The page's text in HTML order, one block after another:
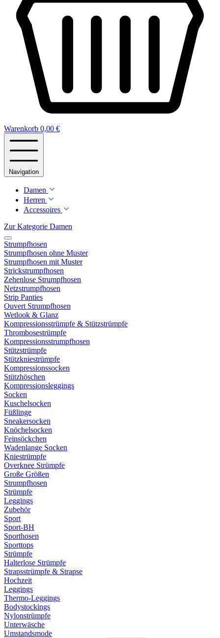
Warenkorb 0,00 €
Navigation
Damen
Herren
Accessoires
Zur Kategorie Damen
Strumpfhosen
Strumpfhosen ohne Muster
Strumpfhosen mit Muster
Strickstrumpfhosen
Zehenlose Strumpfhosen
Netzstrumpfhosen
Strip Panties
Ouvert Strumpfhosen
Wetlook & Glanz
Kompressionsstrümpfe & Stützstrümpfe
Thrombosestrümpfe
Kompressionsstrumpfhosen
Stützstrümpfe
Stützkniestrümpfe
Kompressionssocken
Stützhöschen
Kompressionsleggings
Socken
Kuschelsocken
Füßlinge
Sneakersocken
Knöchelsocken
Feinsöckchen
Wadenlange Socken
Kniestrümpfe
Overknee Strümpfe
Große Größen
Strumpfhosen
Strümpfe
Leggings
Zubehör
Sport
Sport-BH
Sporthosen
Sporttops
Strümpfe
Halterlose Strümpfe
Strapsstrümpfe & Strapse
Hochzeit
Leggings
Thermo-Leggings
Bodystockings
Nylonstrümpfe
Unterwäsche
Umstandsmode